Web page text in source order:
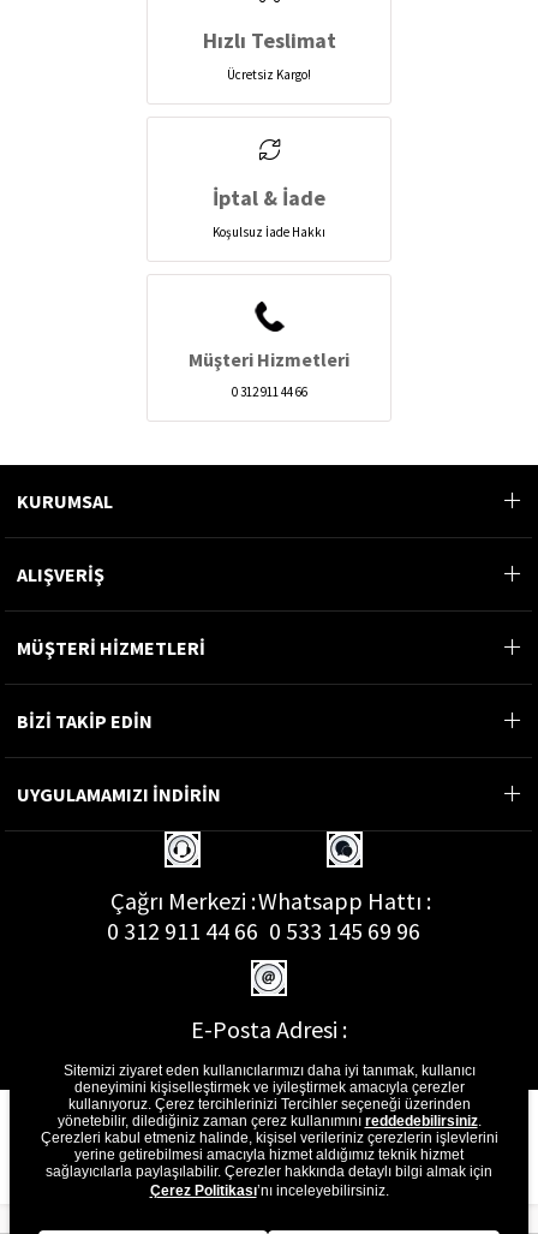
Hızlı Teslimat
Ücretsiz Kargo!
İptal & İade
Koşulsuz İade Hakkı
Müşteri Hizmetleri
0 312 911 44 66
KURUMSAL
ALIŞVERİŞ
MÜŞTERİ HİZMETLERİ
BİZİ TAKİP EDİN
UYGULAMAMIZI İNDİRİN
Çağrı Merkezi :
0 312 911 44 66
Whatsapp Hattı :
0 533 145 69 96
E-Posta Adresi :
musterihizmetleri@gon.com.tr
Sitemizi ziyaret eden kullanıcılarımızı daha iyi tanımak, kullanıcı
deneyimini kişiselleştirmek ve iyileştirmek amacıyla çerezler
kullanıyoruz. Çerez tercihlerinizi Tercihler seçeneği üzerinden
yönetebilir, dilediğiniz zaman çerez kullanımını reddedebilirsiniz.
Çerezleri kabul etmeniz halinde, kişisel verileriniz çerezlerin işlevlerini
yerine getirebilmesi amacıyla hizmet aldığımız teknik hizmet
sağlayıcılarla paylaşılabilir. Çerezler hakkında detaylı bilgi almak için
Çerez Politikası’nı inceleyebilirsiniz.